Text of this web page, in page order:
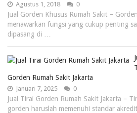
Agustus 1, 2018 0
Jual Gorden Khusus Rumah Sakit – Gorden
menawarkan fungsi yang cukup penting
dipasang di …
Gorden Rumah Sakit Jakarta
Januari 7, 2025 0
Jual Tirai Gorden Rumah Sakit Jakarta –
gorden haruslah memenuhi standar